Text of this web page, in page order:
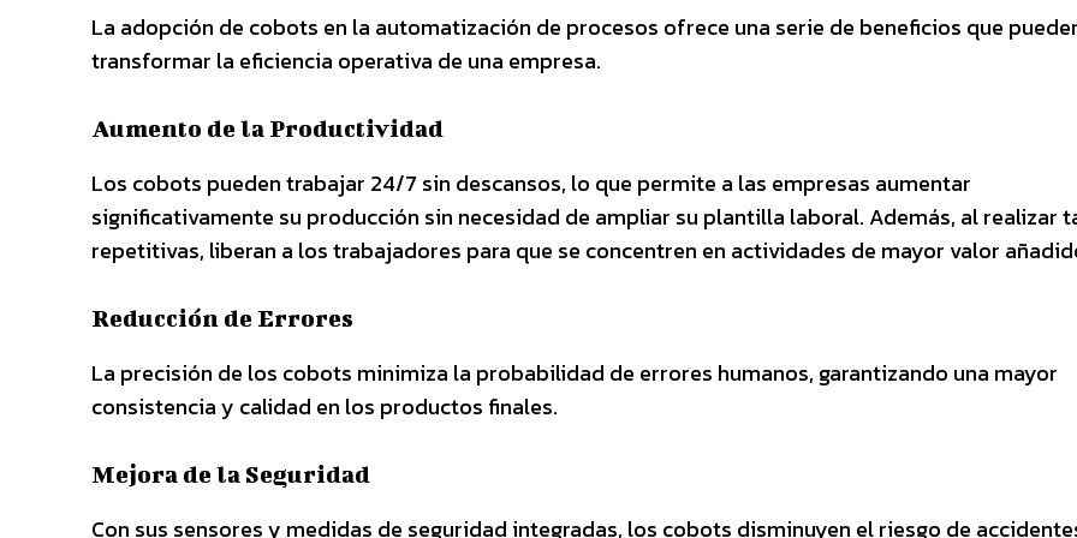
La adopción de cobots en la automatización de procesos ofrece una serie de beneficios que
transformar la eficiencia operativa de una empresa.
Aumento de la Productividad
Los cobots pueden trabajar 24/7 sin descansos, lo que permite a las empresas aumentar
significativamente su producción sin necesidad de ampliar su plantilla laboral. Además, al realizar
repetitivas, liberan a los trabajadores para que se concentren en actividades de mayor valor
Reducción de Errores
La precisión de los cobots minimiza la probabilidad de errores humanos, garantizando una mayor
consistencia y calidad en los productos finales.
Mejora de la Seguridad
Con sus sensores y medidas de seguridad integradas, los cobots disminuyen el riesgo de